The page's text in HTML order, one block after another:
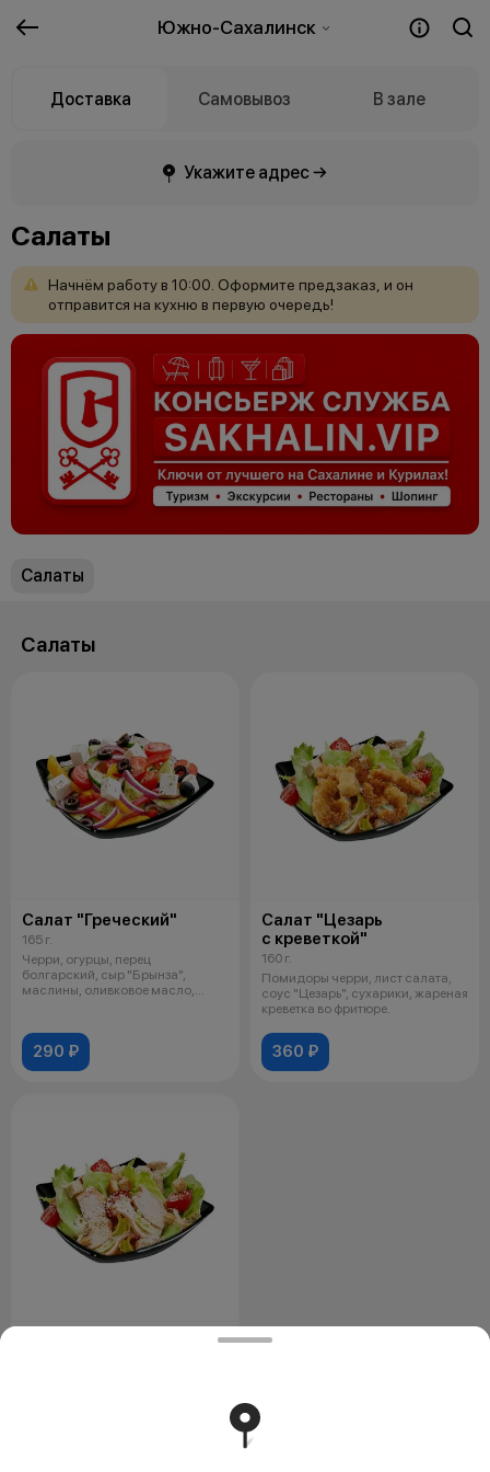
Южно-Сахалинск
Доставка Самовывоз В зале
Укажите адрес →
Салаты
Начнём работу в 10:00. Оформите предзаказ, и он
отправится на кухню в первую очередь!
Салаты
Салаты
Салат "Греческий"
165 г.
Черри, огурцы, перец
болгарский, сыр "Брынза",
маслины, оливковое масло,
290 ₽
Салат "Цезарь
с креветкой"
160 г.
Помидоры черри, лист салата,
соус "Цезарь", сухарики, жареная
креветка во фритюре.
360 ₽